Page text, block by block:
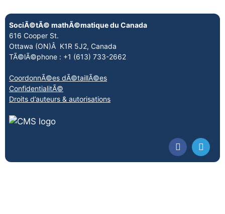
SociÃ©tÃ© mathÃ©matique du Canada
616 Cooper St.
Ottawa (ON)Â K1R 5J2, Canada
TÃ©lÃ©phone : +1 (613) 733-2662
CoordonnÃ©es dÃ©taillÃ©es
ConfidentialitÃ©
Droits d’auteurs & autorisations